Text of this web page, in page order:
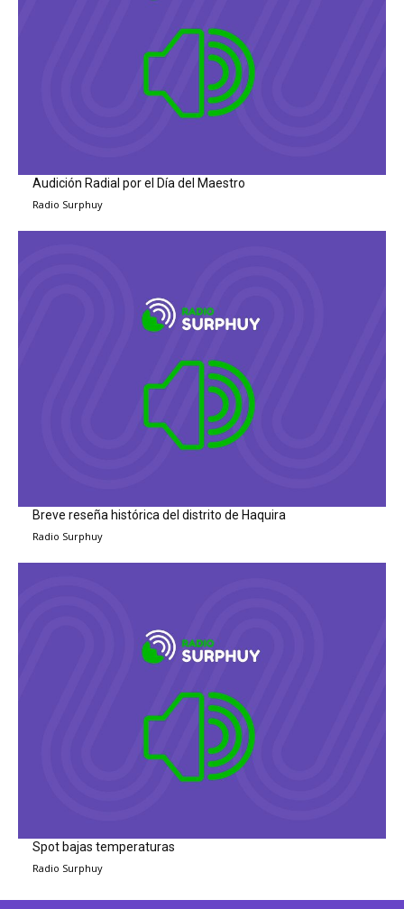
Audición Radial por el Día del Maestro
Radio Surphuy
Breve reseña histórica del distrito de Haquira
Radio Surphuy
Spot bajas temperaturas
Radio Surphuy